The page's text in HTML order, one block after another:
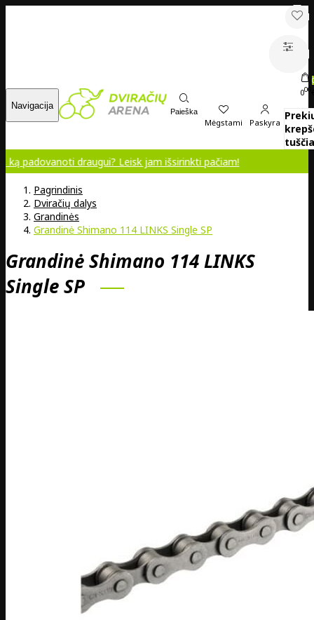
Navigacija
Paieška
Mėgstami Paskyra
000
draugui? Leisk jam išsirinkti pačiam!
Pagrindinis
Dviračių dalys
Grandinės
Grandinė Shimano 114 LINKS Single SP
Grandinė Shimano 114 LINKS
Single SP